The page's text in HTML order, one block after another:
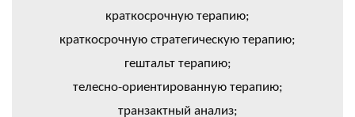
краткосрочную терапию;
краткосрочную стратегическую терапию;
гештальт терапию;
телесно-ориентированную терапию;
транзактный анализ;